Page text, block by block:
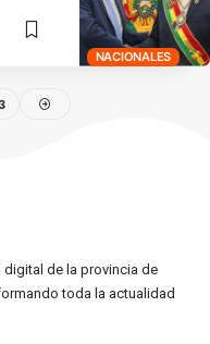
NACIONALES
de la provincia de
toda la actualidad